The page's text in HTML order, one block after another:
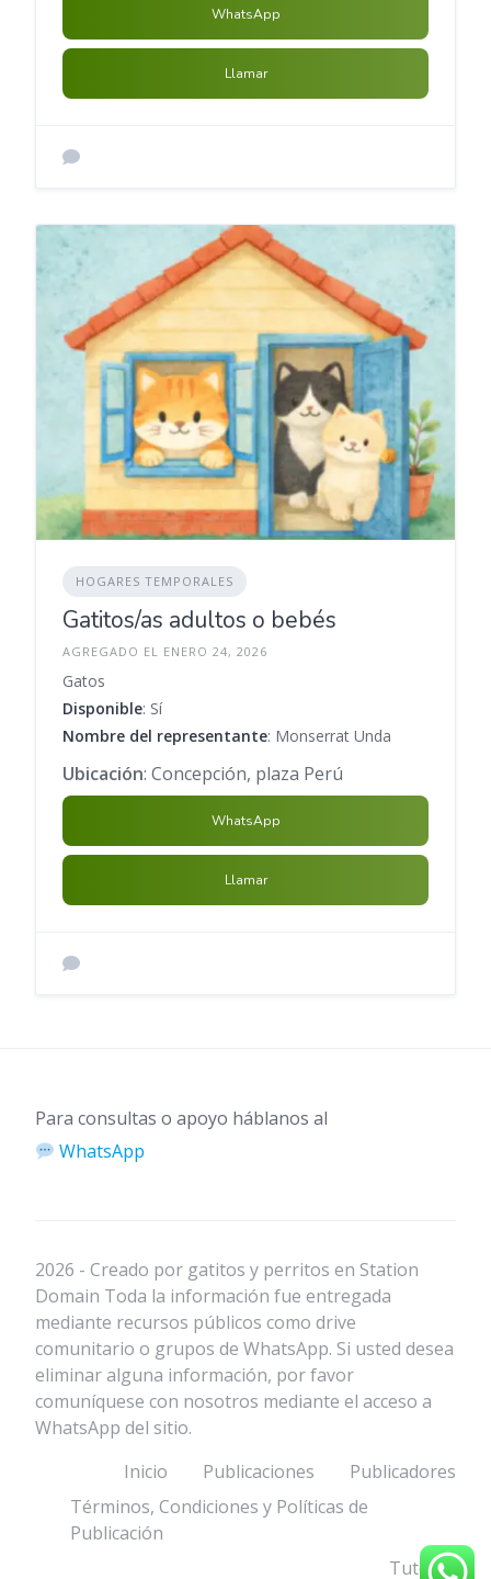
WhatsApp
Llamar
HOGARES TEMPORALES
Gatitos/as adultos o bebés
AGREGADO EL ENERO 24, 2026
Gatos
Disponible: Sí
Nombre del representante: Monserrat Unda
Ubicación: Concepción, plaza Perú
WhatsApp
Llamar
Para consultas o apoyo háblanos al
WhatsApp
2026 - Creado por gatitos y perritos en Station
Domain Toda la información fue entregada
mediante recursos públicos como drive
comunitario o grupos de WhatsApp. Si usted desea
eliminar alguna información, por favor
comuníquese con nosotros mediante el acceso a
WhatsApp del sitio.
Inicio
Publicaciones
Publicadores
Términos, Condiciones y Políticas de
Publicación
Tutorial